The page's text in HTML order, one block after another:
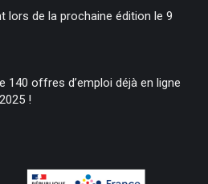
lors de la prochaine édition le 9
140 offres d’emploi déjà en ligne
!